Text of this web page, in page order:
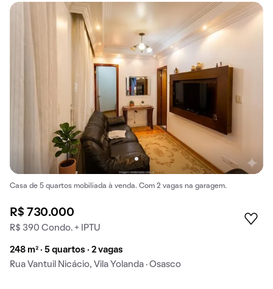
Casa de 5 quartos mobiliada à venda. Com 2 vagas na garagem.
R$ 730.000
R$ 390 Condo. + IPTU
248 m² · 5 quartos · 2 vagas
Rua Vantuil Nicácio, Vila Yolanda · Osasco